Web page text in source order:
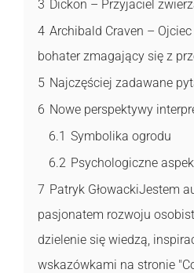
3 Dickon – Przyjaciel
4 Archibald Craven –
bohater zmagający się z
5 Najczęściej zadawane
6 Nowe perspektywy
6.1 Symbolika ogrodu
6.2 Psychologiczne
7 Patryk GłowackiJestem
pasjonatem rozwoju
dzielenie się wiedzą,
wskazówkami na stronie